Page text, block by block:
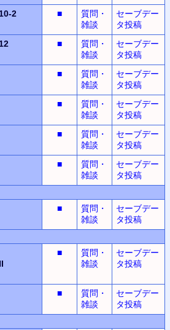
2
■
質問・
雑談
セーブデー
タ投稿
■
質問・
雑談
セーブデー
タ投稿
■
質問・
雑談
セーブデー
タ投稿
■
質問・
雑談
セーブデー
タ投稿
■
質問・
雑談
セーブデー
タ投稿
■
質問・
雑談
セーブデー
タ投稿
■
質問・
雑談
セーブデー
タ投稿
■
質問・
雑談
セーブデー
タ投稿
■
質問・
雑談
セーブデー
タ投稿